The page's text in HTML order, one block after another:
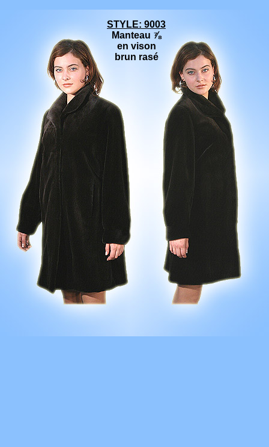
STYLE: 9003
Manteau ⅞
en vison
brun rasé